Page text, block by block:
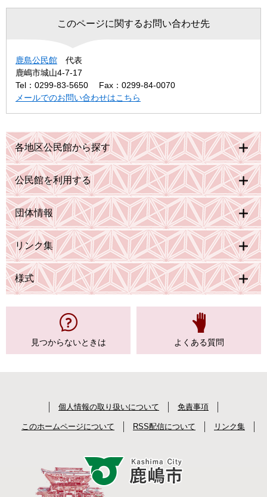
このページに関するお問い合わせ先
鹿島公民館
代表
鹿嶋市城山4-7-17
Tel：0299-83-5650
Fax：0299-84-0070
メールでのお問い合わせはこちら
各地区公民館から探す
公民館を利用する
団体情報
リンク集
様式
見つからないときは よくある質問
個人情報の取り扱いについて 免責事項
このホームページについて RSS配信について リンク集